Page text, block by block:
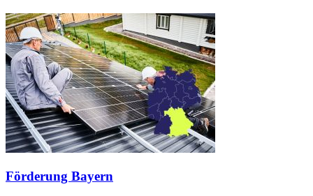
Förderung Bayern